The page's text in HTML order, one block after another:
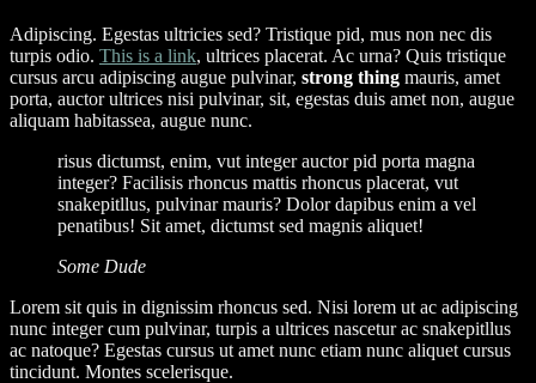
Adipiscing. Egestas ultricies sed? Tristique pid, mus non nec dis
turpis odio. This is a link, ultrices placerat. Ac urna? Quis tristique
cursus arcu adipiscing augue pulvinar, strong thing mauris, amet
porta, auctor ultrices nisi pulvinar, sit, egestas duis amet non, augue
aliquam habitassea, augue nunc.
risus dictumst, enim, vut integer auctor pid porta magna
integer? Facilisis rhoncus mattis rhoncus placerat, vut
snakepitllus, pulvinar mauris? Dolor dapibus enim a vel
penatibus! Sit amet, dictumst sed magnis aliquet!
Some Dude
Lorem sit quis in dignissim rhoncus sed. Nisi lorem ut ac adipiscing
nunc integer cum pulvinar, turpis a ultrices nascetur ac snakepitllus
ac natoque? Egestas cursus ut amet nunc etiam nunc aliquet cursus
tincidunt. Montes scelerisque.